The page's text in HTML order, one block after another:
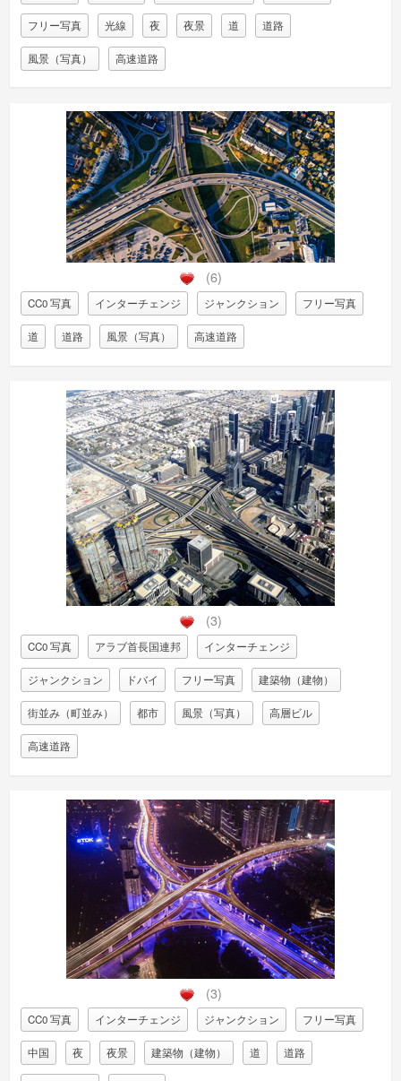
フリー写真 光線 夜 夜景 道 道路
風景（写真） 高速道路
(6)
CC0 写真 インターチェンジ ジャンクション フリー写真
道 道路 風景（写真） 高速道路
(3)
CC0 写真 アラブ首長国連邦 インターチェンジ
ジャンクション ドバイ フリー写真 建築物（建物）
街並み（町並み） 都市 風景（写真） 高層ビル
高速道路
(3)
CC0 写真 インターチェンジ ジャンクション フリー写真
中国 夜 夜景 建築物（建物） 道 道路